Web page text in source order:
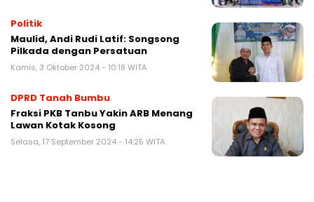
Politik
Maulid, Andi Rudi Latif: Songsong
Pilkada dengan Persatuan
Kamis, 3 Oktober 2024 - 10:18 WITA
DPRD Tanah Bumbu
Fraksi PKB Tanbu Yakin ARB Menang
Lawan Kotak Kosong
Selasa, 17 September 2024 - 14:25 WITA